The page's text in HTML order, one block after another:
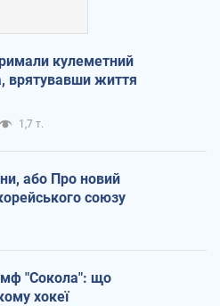
кулеметний
врятувавши життя
1,7 т.
або Про новий
союзу
"Сокола": що
хокеї